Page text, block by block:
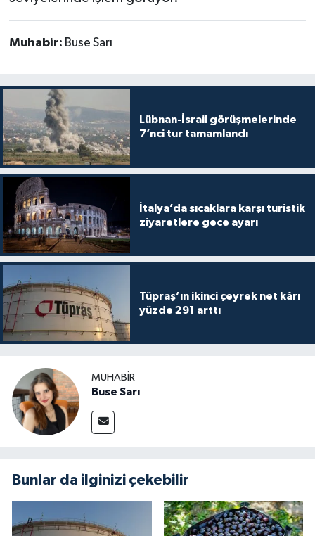
Muhabir: Buse Sarı
Lübnan-İsrail görüşmelerinde
7’nci tur tamamlandı
İtalya’da sıcaklara karşı turistik
ziyaretlere gece ayarı
Tüpraş’ın ikinci çeyrek net kârı
yüzde 291 arttı
MUHABIR
Buse Sarı
Bunlar da ilginizi çekebilir